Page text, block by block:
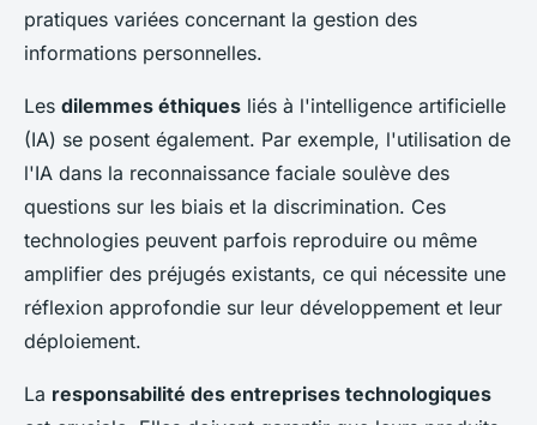
pratiques variées concernant la gestion des
informations personnelles.
Les dilemmes éthiques liés à l'intelligence artificielle
(IA) se posent également. Par exemple, l'utilisation de
l'IA dans la reconnaissance faciale soulève des
questions sur les biais et la discrimination. Ces
technologies peuvent parfois reproduire ou même
amplifier des préjugés existants, ce qui nécessite une
réflexion approfondie sur leur développement et leur
déploiement.
La responsabilité des entreprises technologiques